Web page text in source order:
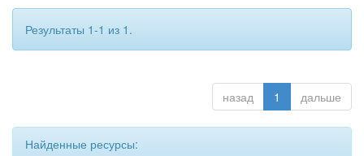
Результаты 1-1 из 1.
назад 1 дальше
Найденные ресурсы: